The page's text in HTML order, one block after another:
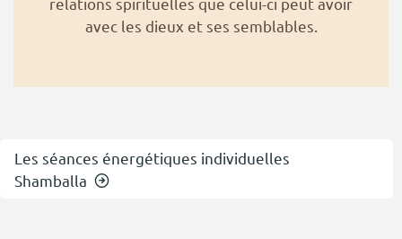
avec les dieux et ses semblables.
Les séances énergétiques individuelles
Shamballa